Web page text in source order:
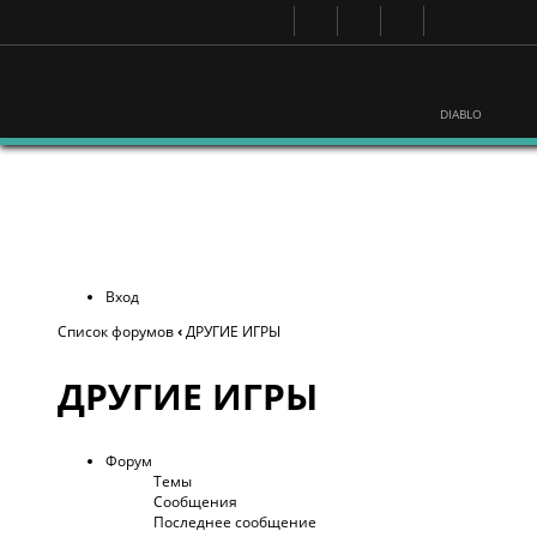
DIABLO
Вход
Список форумов‹ДРУГИЕ ИГРЫ
ДРУГИЕ ИГРЫ
Форум
Темы
Сообщения
Последнее сообщение